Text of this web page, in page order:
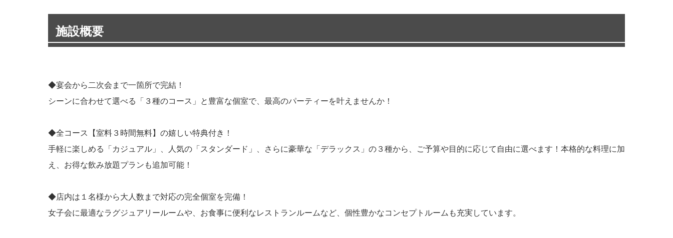
施設概要
◆宴会から二次会まで一箇所で完結！
シーンに合わせて選べる「３種のコース」と豊富な個室で、最高のパーティーを叶えませんか！
◆全コース【室料３時間無料】の嬉しい特典付き！
手軽に楽しめる「カジュアル」、人気の「スタンダード」、さらに豪華な「デラックス」の３種から、ご予算や目的に応じて自由に選べます！本格的な料理に加
え、お得な飲み放題プランも追加可能！
◆店内は１名様から大人数まで対応の完全個室を完備！
女子会に最適なラグジュアリールームや、お食事に便利なレストランルームなど、個性豊かなコンセプトルームも充実しています。